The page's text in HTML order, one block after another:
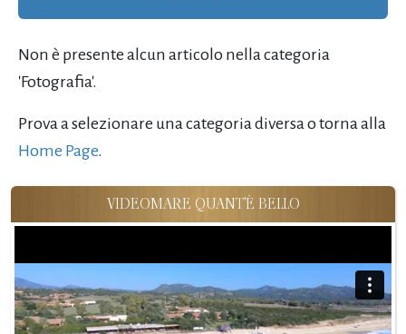
Non è presente alcun articolo nella categoria
'Fotografia'.
Prova a selezionare una categoria diversa o torna alla
Home Page.
VIDEOMARE QUANT'È BELLO